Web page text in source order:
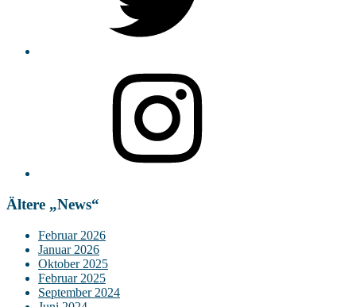
Ältere „News“
Februar 2026
Januar 2026
Oktober 2025
Februar 2025
September 2024